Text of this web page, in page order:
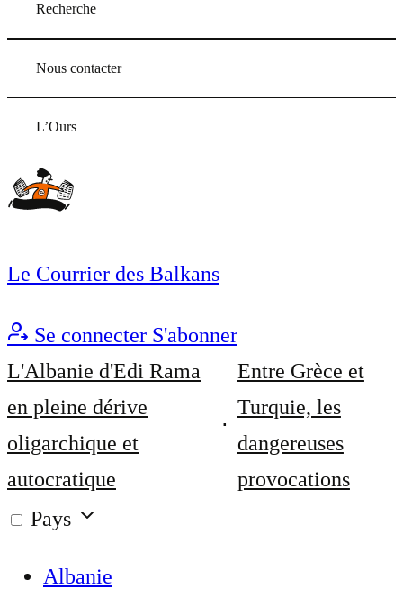
Recherche
Nous contacter
L’Ours
Le Courrier des Balkans
Se connecter S'abonner
L'Albanie d'Edi Rama
en pleine dérive
oligarchique et
autocratique
Entre Grèce et
Turquie, les
dangereuses
provocations
Pays
Albanie